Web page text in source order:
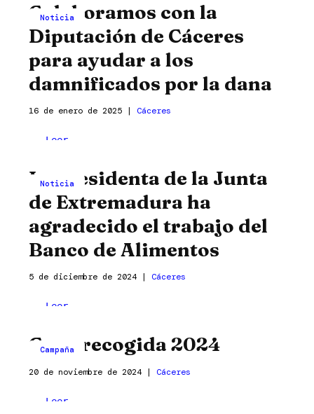
entrega
alimentos
20.391,94
kilos
de
peras
procedentes
de
Tudela
ciruelas
Pueblonuevo
Noticia
Colaboramos con la
Diputación de Cáceres
para ayudar a los
damnificados por la dana
16 de enero de 2025 | Cáceres
Colaboramos
Diputación
de
Cáceres
para
ayudar
a
damnificados
dana
Leer
Noticia
La presidenta de la Junta
de Extremadura ha
agradecido el trabajo del
Banco de Alimentos
5 de diciembre de 2024 | Cáceres
La
la
Junta
Leer
Campaña
Gran recogida 2024
20 de noviembre de 2024 | Cáceres
Gran
Leer